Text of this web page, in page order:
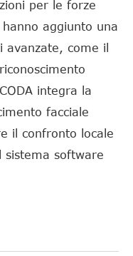
per le forze
hanno aggiunto una
avanzate, come il
integra la
facciale
il confronto locale
sistema software